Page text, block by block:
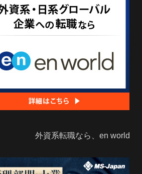
外資系転職なら、en world